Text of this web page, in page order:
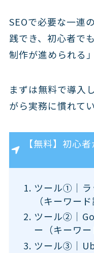
SEOで必要な一連
践でき、初心者で
制作が進められる
まずは無料で導入
がら実務に慣れて
【無料】初心
ツール①｜ラ
（キーワード
ツール②｜
ー（キーワー
ツール③｜